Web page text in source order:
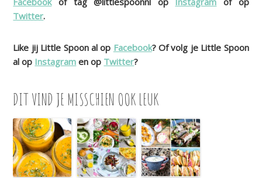
Twitter.
Like jij Little Spoon al op Facebook? Of volg je Little Spoon
al op Instagram en op Twitter?
DIT VIND JE MISSCHIEN OOK LEUK